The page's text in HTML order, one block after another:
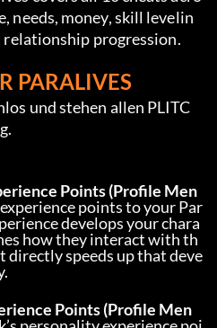
needs, money, skill levelin
relationship progression.
PARALIVES
und stehen allen PLITC
Points (Profile Men
points to your Par
develops your chara
how they interact with th
directly speeds up that deve
Points (Profile Men